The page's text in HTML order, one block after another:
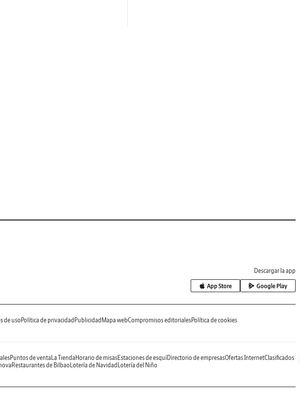
Descargar la app
App Store Google Play
de usoPolítica de privacidad Publicidad Mapa webCompromisos editorialesPolítica de cookies
Puntos de venta La Tienda Horario de misasEstaciones de esquíDirectorio de empresasOfertas InternetClasificados
Restaurantes de Bilbao Lotería de Navidad Lotería del Niño